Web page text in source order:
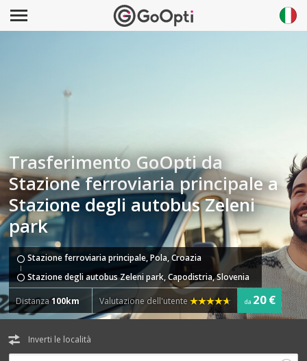
Trasferimento GoOpti da
Stazione ferroviaria principale a
Stazione degli autobus Zeleni
park
Stazione ferroviaria principale, Pola, Croazia
Stazione degli autobus Zeleni park, Capodistria, Slovenia
Distanza100km Valutazione dell'utente da 20 €
Inverti le località